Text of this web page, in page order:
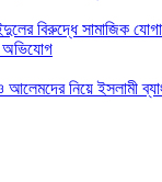
বিরুদ্ধে সামাজিক
অভিযোগ
আলেমদের নিয়ে ইসলামী